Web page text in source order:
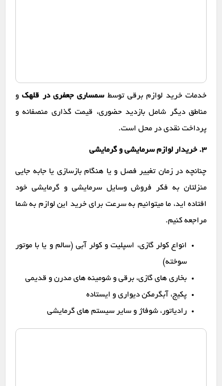
خدمات خرید لوازم برقی توسطسمساری جعفری در قلهکو
مناطق دیگر شامل بازدید حضوری، قیمت گذاری منصفانه و
پرداخت نقدی در محل است.
۳. خریدار لوازم سرمایشی و گرمایشی
چنانچه در زمان تغییر فصل و یا هنگام بازسازی یا جابه جایی
منزلتان به فکر فروش وسایل سرمایشی و گرمایشی خود
افتاده اید، ما میتوانیم به سرعت برای خرید این لوازم به شما
مراجعه کنیم.
انواع کولر گازی، اسپلیت و کولر آبی (سالم و یا با موتور
سوخته)
بخاری های گازی، برقی و شومینه های مدرن و قدیمی
پکیج، آبگرمکن دیواری و ایستاده
رادیاتور، شوفاژ و سایر سیستم های گرمایشی